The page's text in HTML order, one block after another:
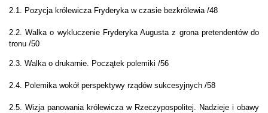
2.1. Pozycja królewicza Fryderyka w czasie bezkrólewia /48
2.2. Walka o wykluczenie Fryderyka Augusta z grona pretendentów do
tronu /50
2.3. Walka o drukarnie. Początek polemiki /56
2.4. Polemika wokół perspektywy rządów sukcesyjnych /58
2.5. Wizja panowania królewicza w Rzeczypospolitej. Nadzieje i obawy